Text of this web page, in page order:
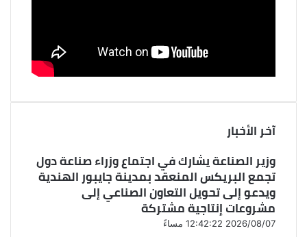
آخر الأخبار
وزير الصناعة يشارك في اجتماع وزراء صناعة دول
تجمع البريكس المنعقد بمدينة جايبور الهندية
ويدعو إلى تحويل التعاون الصناعي إلى
مشروعات إنتاجية مشتركة
2026/08/07 12:42:22 مساءً